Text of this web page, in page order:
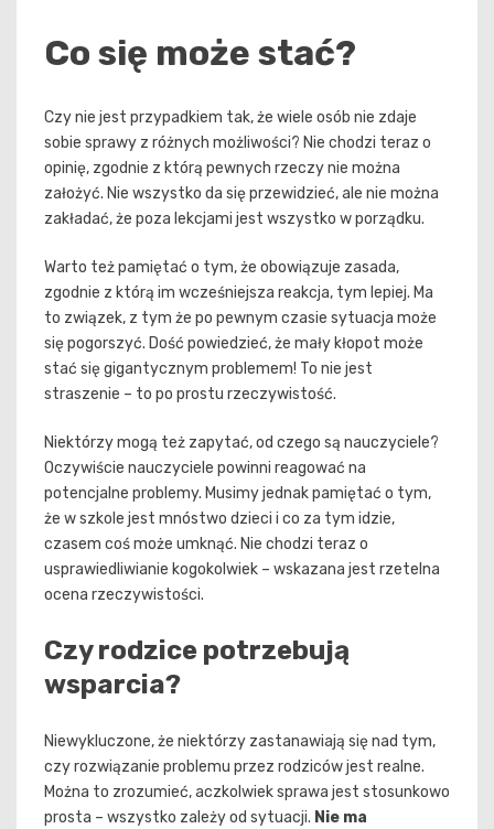
Co się może stać?
Czy nie jest przypadkiem tak, że wiele osób nie zdaje
sobie sprawy z różnych możliwości? Nie chodzi teraz o
opinię, zgodnie z którą pewnych rzeczy nie można
założyć. Nie wszystko da się przewidzieć, ale nie można
zakładać, że poza lekcjami jest wszystko w porządku.
Warto też pamiętać o tym, że obowiązuje zasada,
zgodnie z którą im wcześniejsza reakcja, tym lepiej. Ma
to związek, z tym że po pewnym czasie sytuacja może
się pogorszyć. Dość powiedzieć, że mały kłopot może
stać się gigantycznym problemem! To nie jest
straszenie – to po prostu rzeczywistość.
Niektórzy mogą też zapytać, od czego są nauczyciele?
Oczywiście nauczyciele powinni reagować na
potencjalne problemy. Musimy jednak pamiętać o tym,
że w szkole jest mnóstwo dzieci i co za tym idzie,
czasem coś może umknąć. Nie chodzi teraz o
usprawiedliwianie kogokolwiek – wskazana jest rzetelna
ocena rzeczywistości.
Czy rodzice potrzebują
wsparcia?
Niewykluczone, że niektórzy zastanawiają się nad tym,
czy rozwiązanie problemu przez rodziców jest realne.
Można to zrozumieć, aczkolwiek sprawa jest stosunkowo
prosta – wszystko zależy od sytuacji. Nie ma